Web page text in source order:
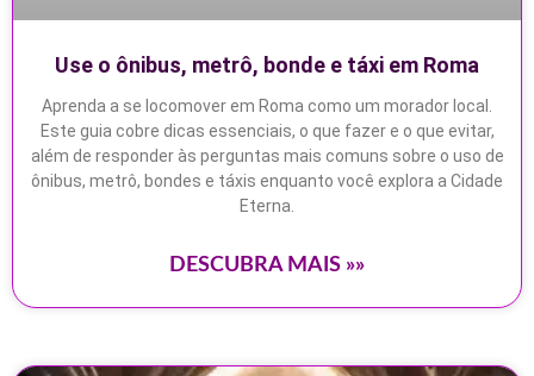
Use o ônibus, metrô, bonde e táxi em Roma
Aprenda a se locomover em Roma como um morador local.
Este guia cobre dicas essenciais, o que fazer e o que evitar,
além de responder às perguntas mais comuns sobre o uso de
ônibus, metrô, bondes e táxis enquanto você explora a Cidade
Eterna.
DESCUBRA MAIS »»